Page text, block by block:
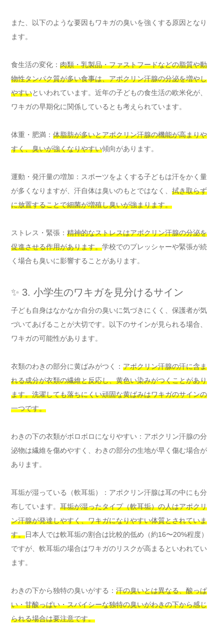
また、以下のような要因もワキガの臭いを強くする原因となり
ます。
食生活の変化： 肉類・乳製品・ファストフードなどの脂質や動
物性タンパク質が多い食事は、アポクリン汗腺の分泌を増やし
やすいといわれています。近年の子どもの食生活の欧米化が、
ワキガの早期化に関係しているとも考えられています。
体重・肥満： 体脂肪が多いとアポクリン汗腺の機能が高まりや
すく、臭いが強くなりやすい傾向があります。
運動・発汗量の増加：スポーツをよくする子どもは汗をかく量
が多くなりますが、汗自体は臭いのもとではなく、 拭き取らず
に放置することで細菌が増殖し臭いが強まります。
ストレス・緊張： 精神的なストレスはアポクリン汗腺の分泌を
促進させる作用があります。学校でのプレッシャーや緊張が続
く場合も臭いに影響することがあります。
✨ 3. 小学生のワキガを見分けるサイン
子ども自身はなかなか自分の臭いに気づきにくく、保護者が気
づいてあげることが大切です。以下のサインが見られる場合、
ワキガの可能性があります。
衣類のわきの部分に黄ばみがつく： アポクリン汗腺の汗に含ま
れる成分が衣類の繊維と反応し、黄色い染みがつくことがあり
ます。洗濯しても落ちにくい頑固な黄ばみはワキガのサインの
一つです。
わきの下の衣類がボロボロになりやすい：アポクリン汗腺の分
泌物は繊維を傷めやすく、わきの部分の生地が早く傷む場合が
あります。
耳垢が湿っている（軟耳垢）：アポクリン汗腺は耳の中にも分
布しています。 耳垢が湿ったタイプ（軟耳垢）の人はアポクリ
ン汗腺が発達しやすく、ワキガになりやすい体質とされていま
す。日本人では軟耳垢の割合は比較的低め（約16〜20%程度）
ですが、軟耳垢の場合はワキガのリスクが高まるといわれてい
ます。
わきの下から独特の臭いがする： 汗の臭いとは異なる、酸っぱ
い・甘酸っぱい・スパイシーな独特の臭いがわきの下から感じ
られる場合は要注意です。